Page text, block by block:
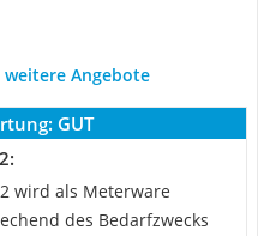
Angebote
GUT
wird als Meterware
des Bedarfzwecks